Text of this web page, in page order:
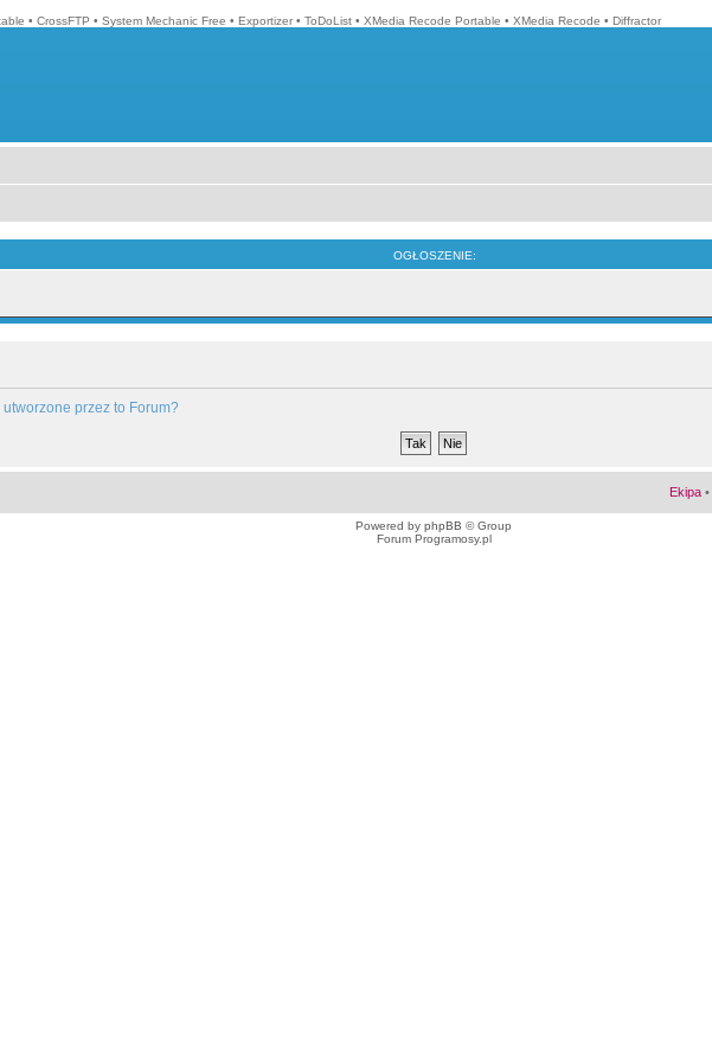
• CrossFTP • System Mechanic Free • Exportizer • ToDoList • XMedia Recode Portable • XMedia Recode • Diffractor
OGŁOSZENIE:
przez to Forum?
Ekipa •
Powered by phpBB © Group
Forum Programosy.pl